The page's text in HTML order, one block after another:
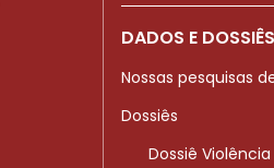
DADOS E DOSSIÊS
Nossas pesquisas
Dossiês
Dossiê